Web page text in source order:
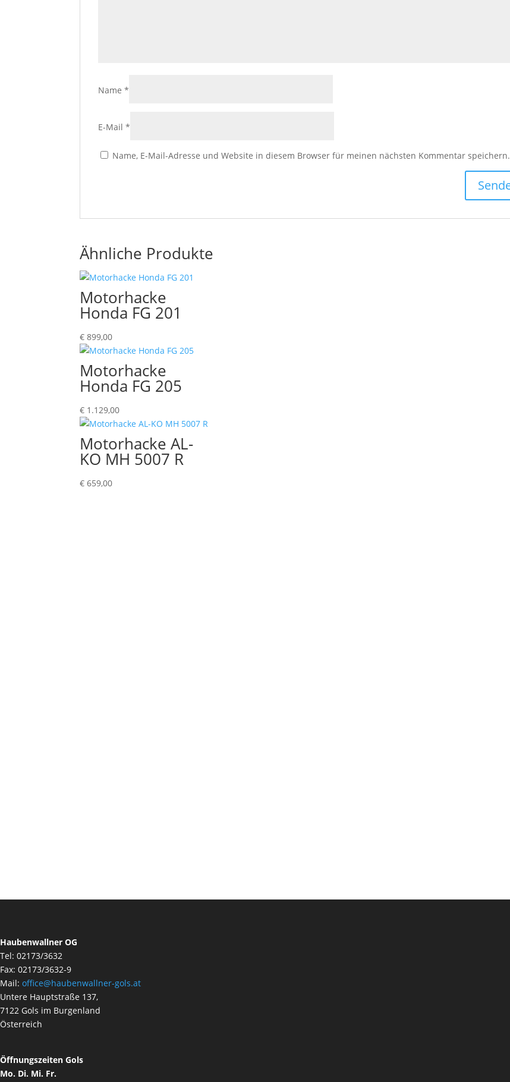
Name*
E-Mail*
Name, E-Mail-Adresse und Website in diesem Browser für meinen nächsten Kommentar speichern.
Ähnliche Produkte
Motorhacke
Honda FG 201
€ 899,00
Motorhacke
Honda FG 205
€ 1.129,00
Motorhacke AL-
KO MH 5007 R
€ 659,00
Haubenwallner OG
Tel: 02173/3632
Fax: 02173/3632-9
Mail: office@haubenwallner-gols.at
Untere Hauptstraße 137,
7122 Gols im Burgenland
Österreich
Öffnungszeiten Gols
Mo. Di. Mi. Fr.